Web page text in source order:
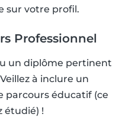
sur votre profil.
Professionnel
un diplôme pertinent
à inclure un
parcours éducatif (ce
étudié) !